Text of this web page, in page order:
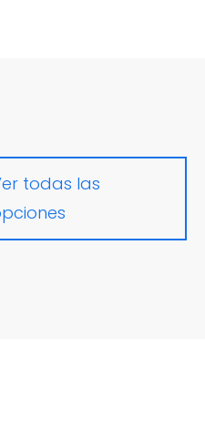
todas las